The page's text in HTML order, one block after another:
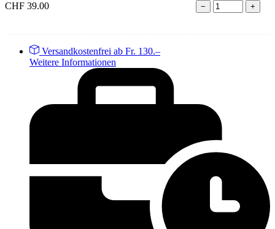
CHF 39.00 − +
Versandkostenfrei ab Fr. 130.–
Weitere Informationen